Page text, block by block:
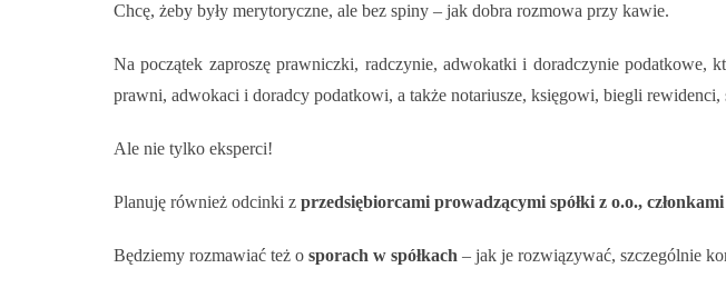
Chcę, żeby były merytoryczne, ale bez spiny – jak dobra rozmowa przy kawie.
Na początek zaproszę prawniczki, radczynie, adwokatki i doradczynie
prawni, adwokaci i doradcy podatkowi, a także notariusze, księgowi, biegli
Ale nie tylko eksperci!
Planuję również odcinki z przedsiębiorcami prowadzącymi spółki z o.o.,
Będziemy rozmawiać też o sporach w spółkach – jak je rozwiązywać, szczególnie